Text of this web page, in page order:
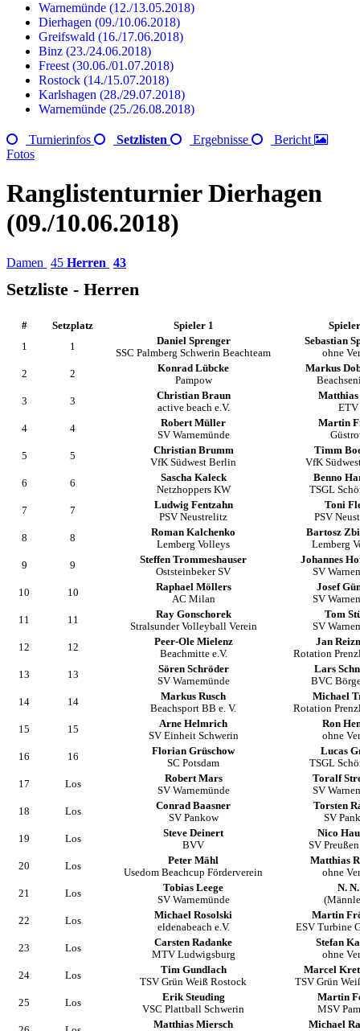
Warnemünde (12./13.05.2018)
Dierhagen (09./10.06.2018)
Greifswald (16./17.06.2018)
Binz (23./24.06.2018)
Freest (30.06./01.07.2018)
Rostock (14./15.07.2018)
Karlshagen (28./29.07.2018)
Warnemünde (25./26.08.2018)
Turnierinfos Setzlisten Ergebnisse
Bericht
Fotos
Ranglistenturnier Dierhagen
(09./10.06.2018)
Damen 45 Herren 43
Setzliste - Herren
# Setzplatz Spieler 1
1
1
Daniel Sprenger
SSC Palmberg Schwerin Beachteam
Sebastian
ohne
2
2
Konrad Lübcke
Pampow
Markus
3
3
Christian Braun
active beach e.V.
Matthias
ETV
4
4
Robert Müller
SV Warnemünde
Martin
5
5
Christian Brumm
VfK Südwest Berlin
Timm
VfK
6
6
Sascha Kaleck
Netzhoppers KW
Benno
TSGL
7
7
Ludwig Fentzahn
PSV Neustrelitz
Toni
PSV
8
8
Roman Kalchenko
Lemberg Volleys
Bartosz
Lemberg
9
9
Steffen Trommeshauser
Oststeinbeker SV
Johannes
SV
10
10
Raphael Möllers
AC Milan
Josef
SV
11
11
Ray Gonschorek
Stralsunder Volleyball Verein
Tom
SV
12
12
Peer-Ole Mielenz
Beachmitte e.V.
Jan
Rotation
13
13
Sören Schröder
SV Warnemünde
Lars
BVC
14
14
Markus Rusch
Beachsport BB e. V.
Michael
Rotation
15
15
Arne Helmrich
SV Einheit Schwerin
Ron
ohne
16
16
Florian Grüschow
SC Potsdam
Lucas
TSGL
17
Los
Robert Mars
SV Warnemünde
Toralf
SV
18
Los
Conrad Baasner
SV Pankow
Torsten
SV
19
Los
Steve Deinert
BVV
Nico
SV
20
Los
Peter Mähl
Usedom Beachcup Förderverein
Matthias
ohne
21
Los
Tobias Leege
SV Warnemünde
N. N.
22
Los
Michael Rosolski
eldenabeach e.V.
Martin
ESV Turbine
23
Los
Carsten Radanke
MTV Ludwigsburg
Stefan
ohne
24
Los
Tim Gundlach
TSV Grün Weiß Rostock
Marcel
TSV Grün
25
Los
Erik Steuding
VSC Plattball Schwerin
Martin
MSV
Matthias Miersch Michael